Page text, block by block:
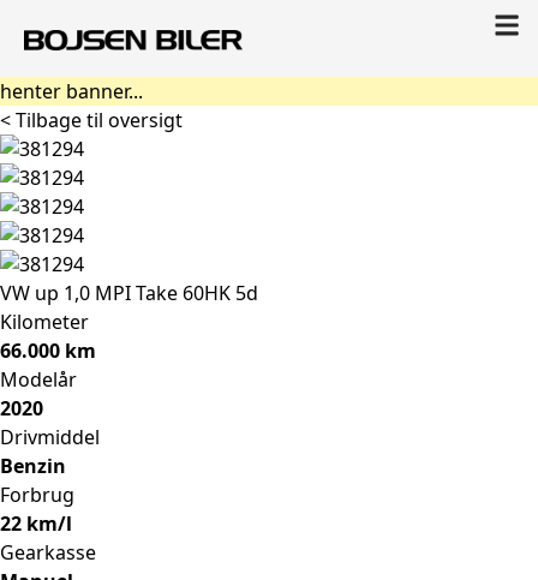
henter banner...
< Tilbage til oversigt
VW up 1,0 MPI Take 60HK 5d
Kilometer
66.000 km
Modelår
2020
Drivmiddel
Benzin
Forbrug
22 km/l
Gearkasse